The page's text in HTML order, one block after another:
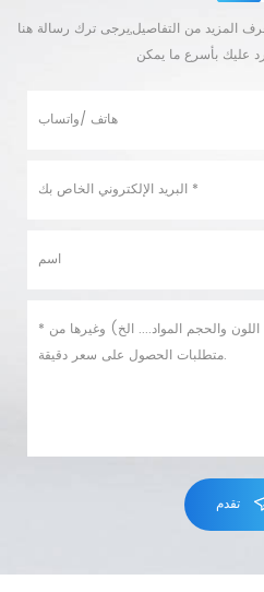
المزيد من التفاصيل,يرجى ترك رسالة هنا
تقدم